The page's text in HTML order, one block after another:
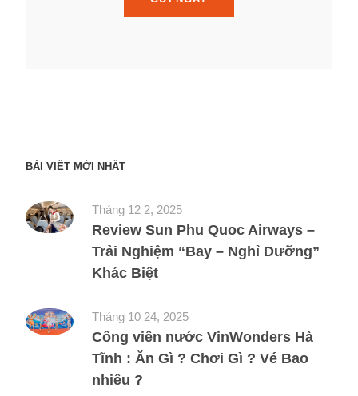
BÀI VIẾT MỚI NHẤT
Tháng 12 2, 2025
Review Sun Phu Quoc Airways –
Trải Nghiệm “Bay – Nghỉ Dưỡng”
Khác Biệt
Tháng 10 24, 2025
Công viên nước VinWonders Hà
Tĩnh : Ăn Gì ? Chơi Gì ? Vé Bao
nhiêu ?